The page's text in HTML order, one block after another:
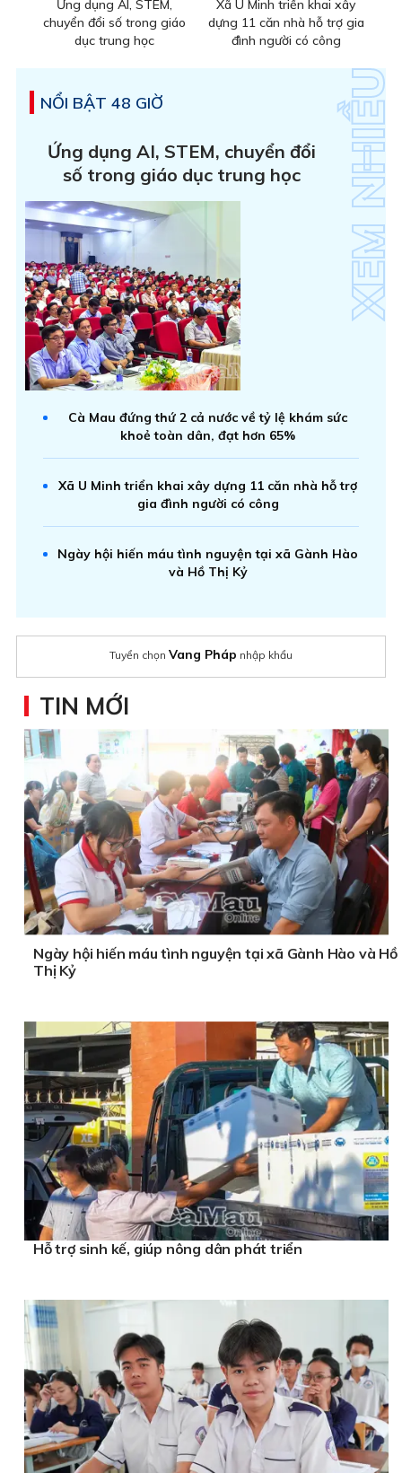
Ứng dụng AI, STEM,
chuyển đổi số trong giáo
dục trung học
Xã U Minh triển khai xây
dựng 11 căn nhà hỗ trợ gia
đình người có công
NỔI BẬT 48 GIỜ
Ứng dụng AI, STEM, chuyển đổi
số trong giáo dục trung học
Cà Mau đứng thứ 2 cả nước về tỷ lệ khám sức
khoẻ toàn dân, đạt hơn 65%
Xã U Minh triển khai xây dựng 11 căn nhà hỗ trợ
gia đình người có công
Ngày hội hiến máu tình nguyện tại xã Gành Hào
và Hồ Thị Kỷ
Tuyển chọn Vang Pháp nhập khẩu
TIN MỚI
Ngày hội hiến máu tình nguyện tại xã Gành Hào và Hồ
Thị Kỷ
Hỗ trợ sinh kế, giúp nông dân phát triển